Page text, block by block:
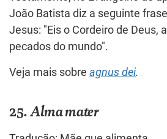
João Batista diz a seguinte
Jesus: "Eis o Cordeiro de Deus,
pecados do mundo".
Veja mais sobre agnus dei.
25.Alma mater